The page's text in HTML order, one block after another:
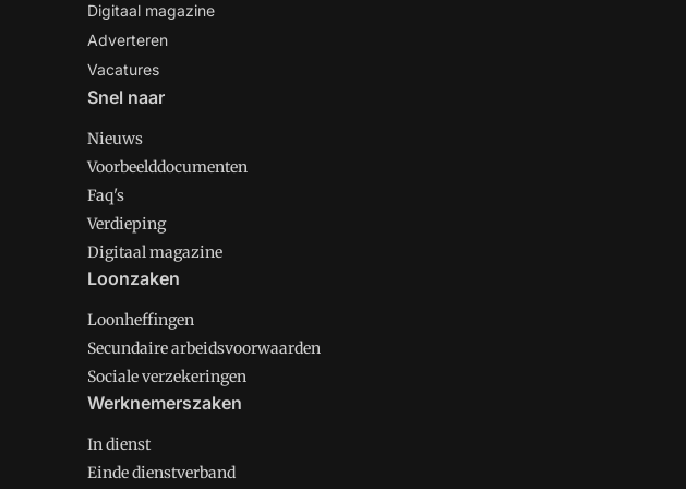
Digitaal magazine
Adverteren
Vacatures
Snel naar
Nieuws
Voorbeelddocumenten
Faq's
Verdieping
Digitaal magazine
Loonzaken
Loonheffingen
Secundaire arbeidsvoorwaarden
Sociale verzekeringen
Werknemerszaken
In dienst
Einde dienstverband